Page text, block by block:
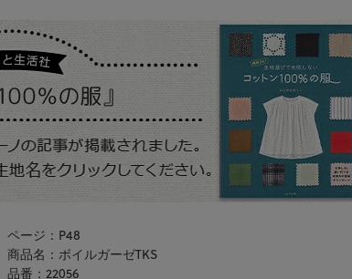
ページ：P48
商品名：ボイルガーゼTKS
品番：22056